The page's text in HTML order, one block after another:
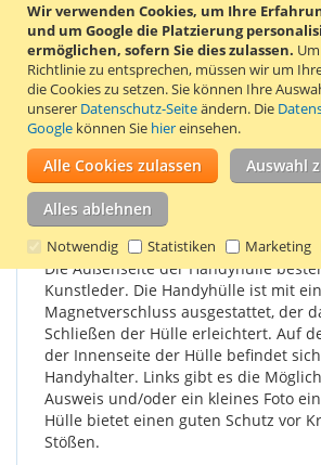
Wir verwenden Cookies, um Ihre
und um Google die Platzierung
ermöglichen, sofern Sie dies zulassen.
Richtlinie zu entsprechen, müssen wir um
die Cookies zu setzen.Sie können Ihre
unserer Datenschutz-Seiteändern. Die
Google können Sie hiereinsehen.
Alle Cookies zulassen Auswahl
Alles ablehnen
Notwendig Statistiken Marketing
ZUR WUNSCHLISTE
ZUR VERGLEICHSLISTE
Stylische Klapphülle für das Samsung
Einzelheiten
Die Außenseite der Handyhülle
Kunstleder. Die Handyhülle ist mit
Magnetverschluss ausgestattet, der
Schließen der Hülle erleichtert. Auf
der Innenseite der Hülle befindet
Handyhalter. Links gibt es die
Ausweis und/oder ein kleines Foto
Hülle bietet einen guten Schutz vor
Stößen.